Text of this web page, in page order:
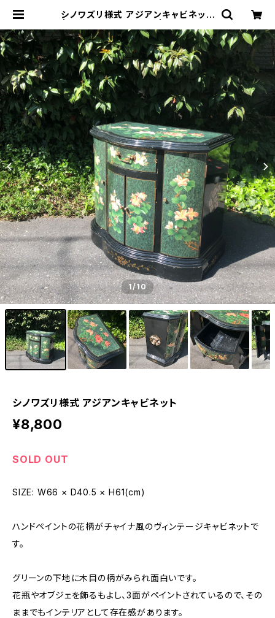
シノワズリ様式 アジアンキャビネット
坂のリサイクルショップ・古着
1/10
シノワズリ様式 アジアンキャビネット
¥8,800
SOLD OUT
SIZE: W66 × D40.5 × H61(cm)
ハンドペイントの花柄がチャイナ風のヴィンテージキャビネットで
す。
グリーンの下地に木目の柄がみられ面白いです。
花瓶やオブジェを飾るもよし、3面がペイントされているので、その
ままでもインテリアとして存在感があります。